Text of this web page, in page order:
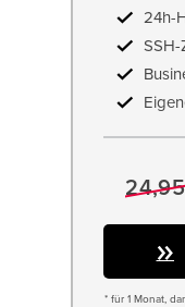
24h-
* für 1 Monat,